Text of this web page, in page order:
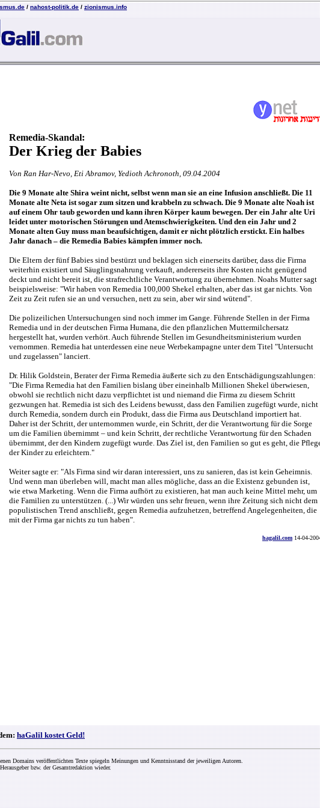
/nahost-politik.de/zionismus.info
Remedia-Skandal:
Der Krieg der Babies
Von Ran Har-Nevo, Eti Abramov, Yedioth Achronoth, 09.04.2004
Die 9 Monate alte Shira weint nicht, selbst wenn man sie an eine Infusion anschließt. Die 11
Monate alte Neta ist sogar zum sitzen und krabbeln zu schwach. Die 9 Monate alte Noah ist
auf einem Ohr taub geworden und kann ihren Körper kaum bewegen. Der ein Jahr alte Uri
leidet unter motorischen Störungen und Atemschwierigkeiten. Und den ein Jahr und 2
Monate alten Guy muss man beaufsichtigen, damit er nicht plötzlich erstickt. Ein halbes
Jahr danach – die Remedia Babies kämpfen immer noch.
Die Eltern der fünf Babies sind bestürzt und beklagen sich einerseits darüber, dass die Firma
weiterhin existiert und Säuglingsnahrung verkauft, andererseits ihre Kosten nicht genügend
deckt und nicht bereit ist, die strafrechtliche Verantwortung zu übernehmen. Noahs Mutter sagt
beispielsweise: "Wir haben von Remedia 100,000 Shekel erhalten, aber das ist gar nichts. Von
Zeit zu Zeit rufen sie an und versuchen, nett zu sein, aber wir sind wütend".
Die polizeilichen Untersuchungen sind noch immer im Gange. Führende Stellen in der Firma
Remedia und in der deutschen Firma Humana, die den pflanzlichen Muttermilchersatz
hergestellt hat, wurden verhört. Auch führende Stellen im Gesundheitsministerium wurden
vernommen. Remedia hat unterdessen eine neue Werbekampagne unter dem Titel "Untersucht
und zugelassen" lanciert.
Dr. Hilik Goldstein, Berater der Firma Remedia äußerte sich zu den Entschädigungszahlungen:
"Die Firma Remedia hat den Familien bislang über eineinhalb Millionen Shekel überwiesen,
obwohl sie rechtlich nicht dazu verpflichtet ist und niemand die Firma zu diesem Schritt
gezwungen hat. Remedia ist sich des Leidens bewusst, dass den Familien zugefügt wurde, nicht
durch Remedia, sondern durch ein Produkt, dass die Firma aus Deutschland importiert hat.
Daher ist der Schritt, der unternommen wurde, ein Schritt, der die Verantwortung für die Sorge
um die Familien übernimmt – und kein Schritt, der rechtliche Verantwortung für den Schaden
übernimmt, der den Kindern zugefügt wurde. Das Ziel ist, den Familien so gut es geht, die
der Kinder zu erleichtern."
Weiter sagte er: "Als Firma sind wir daran interessiert, uns zu sanieren, das ist kein Geheimnis.
Und wenn man überleben will, macht man alles mögliche, dass an die Existenz gebunden ist,
wie etwa Marketing. Wenn die Firma aufhört zu existieren, hat man auch keine Mittel mehr, um
die Familien zu unterstützen. (...) Wir würden uns sehr freuen, wenn ihre Zeitung sich nicht dem
populistischen Trend anschließt, gegen Remedia aufzuhetzen, betreffend Angelegenheiten, die
mit der Firma gar nichts zu tun haben".
hagalil.com 14-04-
haGalil kostet Geld!
Domains veröffentlichten Texte spiegeln Meinungen und Kenntnisstand der jeweiligen Autoren.
bzw. der Gesamtredaktion wieder.